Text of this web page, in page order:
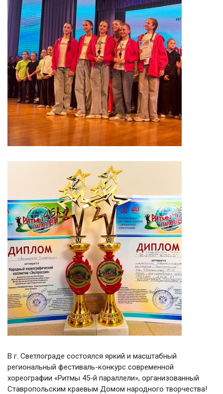
В г. Светлограде состоялся яркий и масштабный
региональный фестиваль-конкурс современной
хореографии «Ритмы 45-й параллели», организованный
Ставропольским краевым Домом народного творчества!